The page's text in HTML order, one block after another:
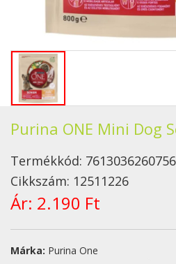
Purina ONE Mini Dog
Termékkód: 7613036260756
Cikkszám: 12511226
Ár: 2.190 Ft
Márka: Purina One